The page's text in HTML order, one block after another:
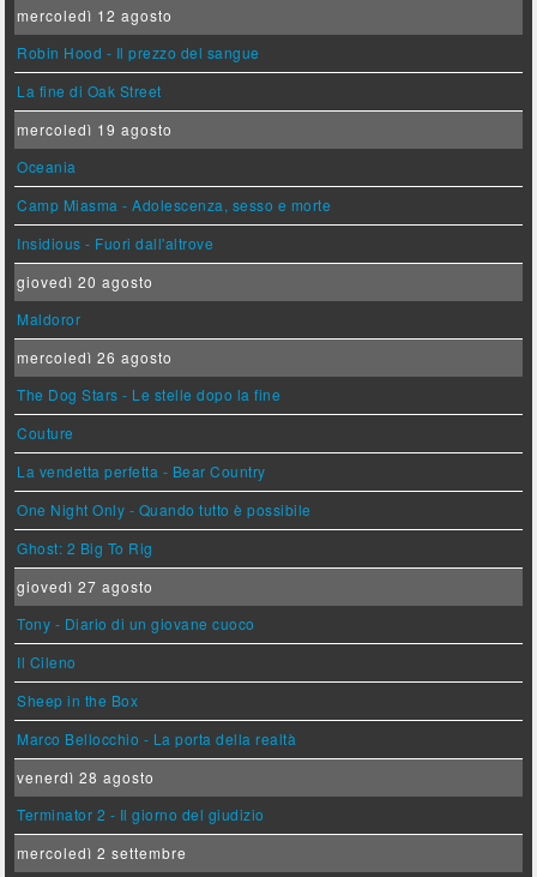
mercoledì 12 agosto
Robin Hood - Il prezzo del sangue
La fine di Oak Street
mercoledì 19 agosto
Oceania
Camp Miasma - Adolescenza, sesso e morte
Insidious - Fuori dall'altrove
giovedì 20 agosto
Maldoror
mercoledì 26 agosto
The Dog Stars - Le stelle dopo la fine
Couture
La vendetta perfetta - Bear Country
One Night Only - Quando tutto è possibile
Ghost: 2 Big To Rig
giovedì 27 agosto
Tony - Diario di un giovane cuoco
Il Cileno
Sheep in the Box
Marco Bellocchio - La porta della realtà
venerdì 28 agosto
Terminator 2 - Il giorno del giudizio
mercoledì 2 settembre